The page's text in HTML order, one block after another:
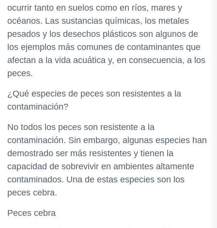
ocurrir tanto en suelos como en ríos, mares y
océanos. Las sustancias químicas, los metales
pesados y los desechos plásticos son algunos de
los ejemplos más comunes de contaminantes que
afectan a la vida acuática y, en consecuencia, a los
peces.
¿Qué especies de peces son resistentes a la
contaminación?
No todos los peces son resistente a la
contaminación. Sin embargo, algunas especies han
demostrado ser más resistentes y tienen la
capacidad de sobrevivir en ambientes altamente
contaminados. Una de estas especies son los
peces cebra.
Peces cebra